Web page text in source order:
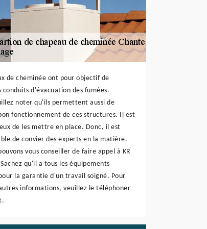
de cheminée ont pour objectif de
conduits d'évacuation des fumées.
noter qu'ils permettent aussi de
fonctionnement de ces structures. Il est
de les mettre en place. Donc, il est
de convier des experts en la matière.
vous conseiller de faire appel à KR
qu'il a tous les équipements
la garantie d'un travail soigné. Pour
informations, veuillez le téléphoner